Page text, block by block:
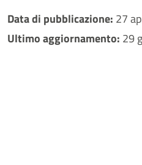
Data di pubblicazione: 27
Ultimo aggiornamento: 29